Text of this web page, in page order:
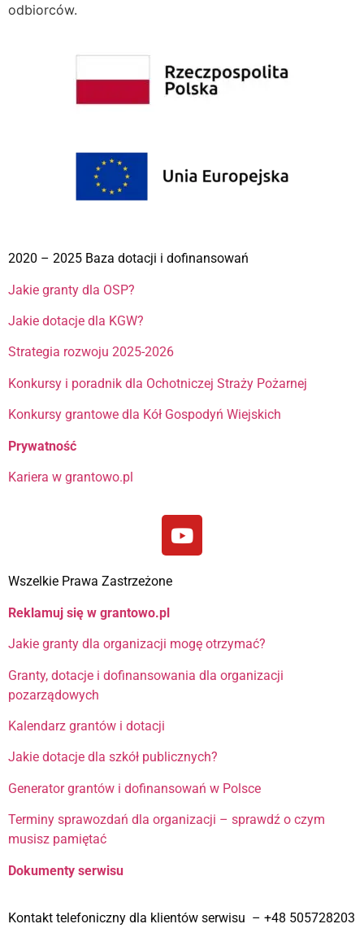
odbiorców.
2020 – 2025 Baza dotacji i dofinansowań
Jakie granty dla OSP?
Jakie dotacje dla KGW?
Strategia rozwoju 2025-2026
Konkursy i poradnik dla Ochotniczej Straży Pożarnej
Konkursy grantowe dla Kół Gospodyń Wiejskich
Prywatność
Kariera w grantowo.pl
Wszelkie Prawa Zastrzeżone
Reklamuj się w grantowo.pl
Jakie granty dla organizacji mogę otrzymać?
Granty, dotacje i dofinansowania dla organizacji
pozarządowych
Kalendarz grantów i dotacji
Jakie dotacje dla szkół publicznych?
Generator grantów i dofinansowań w Polsce
Terminy sprawozdań dla organizacji – sprawdź o czym
musisz pamiętać
Dokumenty serwisu
Kontakt telefoniczny dla klientów serwisu – +48 505728203